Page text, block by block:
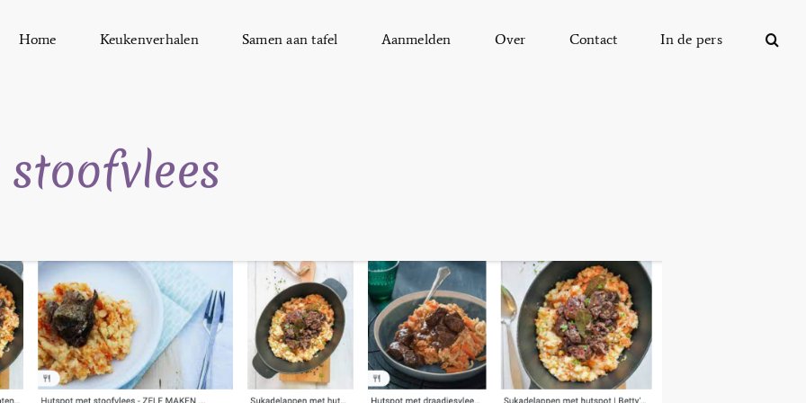
Home Keukenverhalen Samen aan tafel Aanmelden Over Contact In de pers